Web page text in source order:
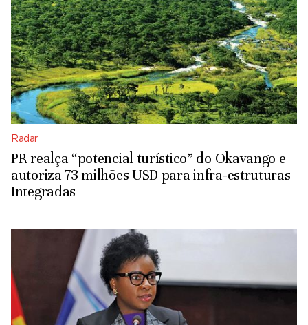
Radar
PR realça “potencial turístico” do Okavango e
autoriza 73 milhões USD para infra-estruturas
Integradas